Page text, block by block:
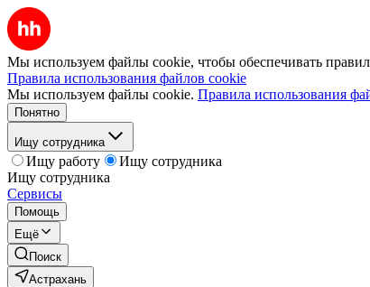
Мы используем файлы cookie, чтобы обеспечивать
Правила использования файлов cookie
Мы используем файлы cookie. Правила использования
Понятно
Ищу сотрудника
Ищу работу
Ищу сотрудника
Ищу сотрудника
Сервисы
Помощь
Ещё
Поиск
Астрахань